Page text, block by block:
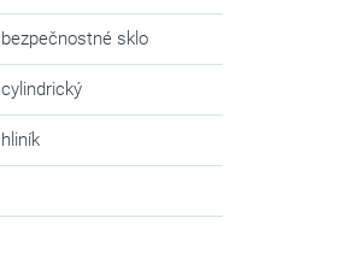
bezpečnostné sklo
cylindrický
hliník